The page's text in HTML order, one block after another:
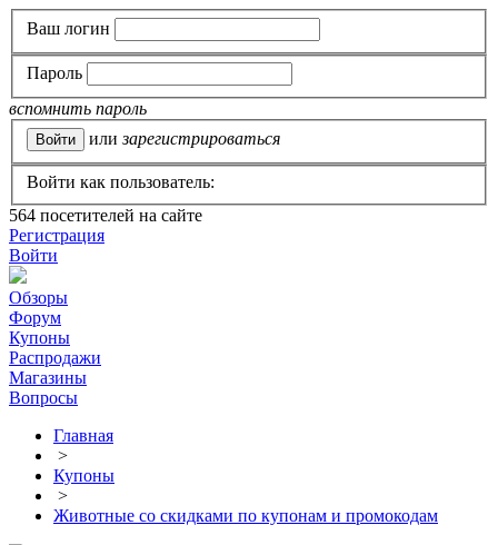
Ваш логин
Пароль
вспомнить пароль
или зарегистрироваться
Войти как пользователь:
564 посетителей на сайте
Регистрация
Войти
Обзоры
Форум
Купоны
Распродажи
Магазины
Вопросы
Главная
>
Купоны
>
Животные со скидками по купонам и промокодам